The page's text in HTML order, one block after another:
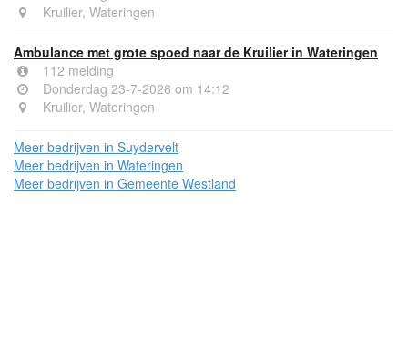
Kruilier, Wateringen
Ambulance met grote spoed naar de Kruilier in Wateringen
112 melding
Donderdag 23-7-2026 om 14:12
Kruilier, Wateringen
Meer bedrijven in Suydervelt
Meer bedrijven in Wateringen
Meer bedrijven in Gemeente Westland